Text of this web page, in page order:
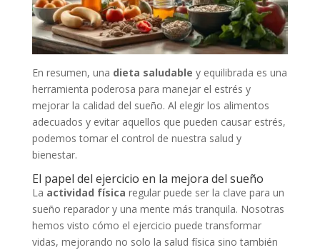
En resumen, una dieta saludable y equilibrada es una
herramienta poderosa para manejar el estrés y
mejorar la calidad del sueño. Al elegir los alimentos
adecuados y evitar aquellos que pueden causar estrés,
podemos tomar el control de nuestra salud y
bienestar.
El papel del ejercicio en la mejora del sueño
La actividad física regular puede ser la clave para un
sueño reparador y una mente más tranquila. Nosotras
hemos visto cómo el ejercicio puede transformar
vidas, mejorando no solo la salud física sino también